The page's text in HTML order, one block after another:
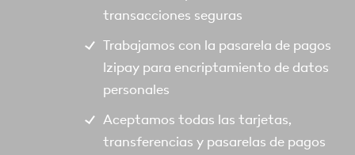
transacciones seguras
Trabajamos con la pasarela de pagos
Izipay para encriptamiento de datos
personales
Aceptamos todas las tarjetas,
transferencias y pasarelas de pagos